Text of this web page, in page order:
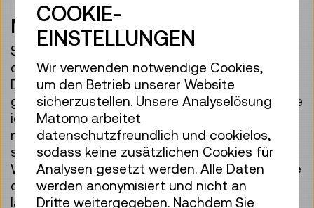
Materialwelten
Spielzeug, Bücher und Sessel sind alles Dinge,
die erst einmal hergestellt werden müssen.
Davor werden wichtige Entscheidungen
getroffen, zum Beispiel: Welches Material wähle
ich aus? Wie lassen sich Materialien
miteinander verbinden? Und nicht zuletzt: Was
soll mein Stück eigentlich „können“? Welches
Wissen dabei hilfreich ist und wie unsere Dinge
durch bestimmte Entscheidungen möglichst
lange verwendet werden können, dem widmen
COOKIE-
EINSTELLUNGEN
Wir verwenden notwendige Cookies,
um den Betrieb unserer Website
sicherzustellen. Unsere Analyselösung
Matomo arbeitet
datenschutzfreundlich und cookielos,
sodass keine zusätzlichen Cookies für
Analysen gesetzt werden. Alle Daten
werden anonymisiert und nicht an
Dritte weitergegeben. Nachdem Sie